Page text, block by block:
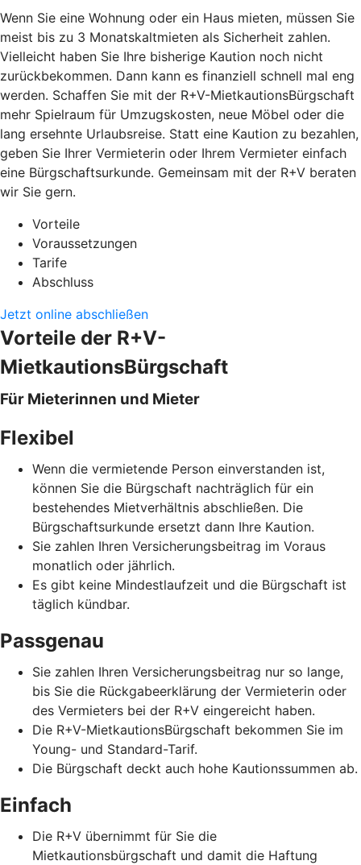
Wenn Sie eine Wohnung oder ein Haus mieten, müssen Sie
meist bis zu 3 Monatskaltmieten als Sicherheit zahlen.
Vielleicht haben Sie Ihre bisherige Kaution noch nicht
zurückbekommen. Dann kann es finanziell schnell mal eng
werden. Schaffen Sie mit der R+V-MietkautionsBürgschaft
mehr Spielraum für Umzugskosten, neue Möbel oder die
lang ersehnte Urlaubsreise. Statt eine Kaution zu bezahlen,
geben Sie Ihrer Vermieterin oder Ihrem Vermieter einfach
eine Bürgschaftsurkunde. Gemeinsam mit der R+V beraten
wir Sie gern.
Vorteile
Voraussetzungen
Tarife
Abschluss
Jetzt online abschließen
Vorteile der R+V-
MietkautionsBürgschaft
Für Mieterinnen und Mieter
Flexibel
Wenn die vermietende Person einverstanden ist,
können Sie die Bürgschaft nachträglich für ein
bestehendes Mietverhältnis abschließen. Die
Bürgschaftsurkunde ersetzt dann Ihre Kaution.
Sie zahlen Ihren Versicherungsbeitrag im Voraus
monatlich oder jährlich.
Es gibt keine Mindestlaufzeit und die Bürgschaft ist
täglich kündbar.
Passgenau
Sie zahlen Ihren Versicherungsbeitrag nur so lange,
bis Sie die Rückgabeerklärung der Vermieterin oder
des Vermieters bei der R+V eingereicht haben.
Die R+V-MietkautionsBürgschaft bekommen Sie im
Young- und Standard-Tarif.
Die Bürgschaft deckt auch hohe Kautionssummen ab.
Einfach
Die R+V übernimmt für Sie die
Mietkautionsbürgschaft und damit die Haftung